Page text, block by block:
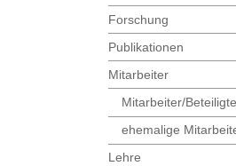
Forschung
Publikationen
Mitarbeiter
Mitarbeiter/Beteiligte
ehemalige
Lehre